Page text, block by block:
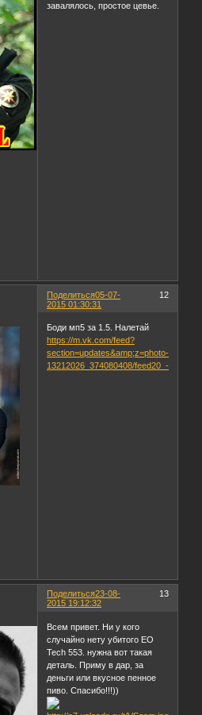
завалялось, простое цевье.
Поделиться 12
05-07-
2015 01:30:31
Боди мп5 за 1.5. Налетай
https://m.vk.com/feed?
section=updates&amp;z=photo-
13212026_374080408/feed20_-
Поделиться 13
23-08-
2015 19:12:32
Всем привет. Ни у кого
случайно нету убитого EO
Tech 553. нужна вот такая
деталь. Приму в дар, за
деньги или вкусное пенное
пиво. Спасибо!!!))